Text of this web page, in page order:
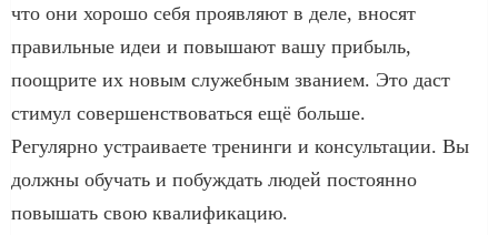
что они хорошо себя проявляют в деле, вносят
правильные идеи и повышают вашу прибыль,
поощрите их новым служебным званием. Это даст
стимул совершенствоваться ещё больше.
Регулярно устраиваете тренинги и консультации. Вы
должны обучать и побуждать людей постоянно
повышать свою квалификацию.